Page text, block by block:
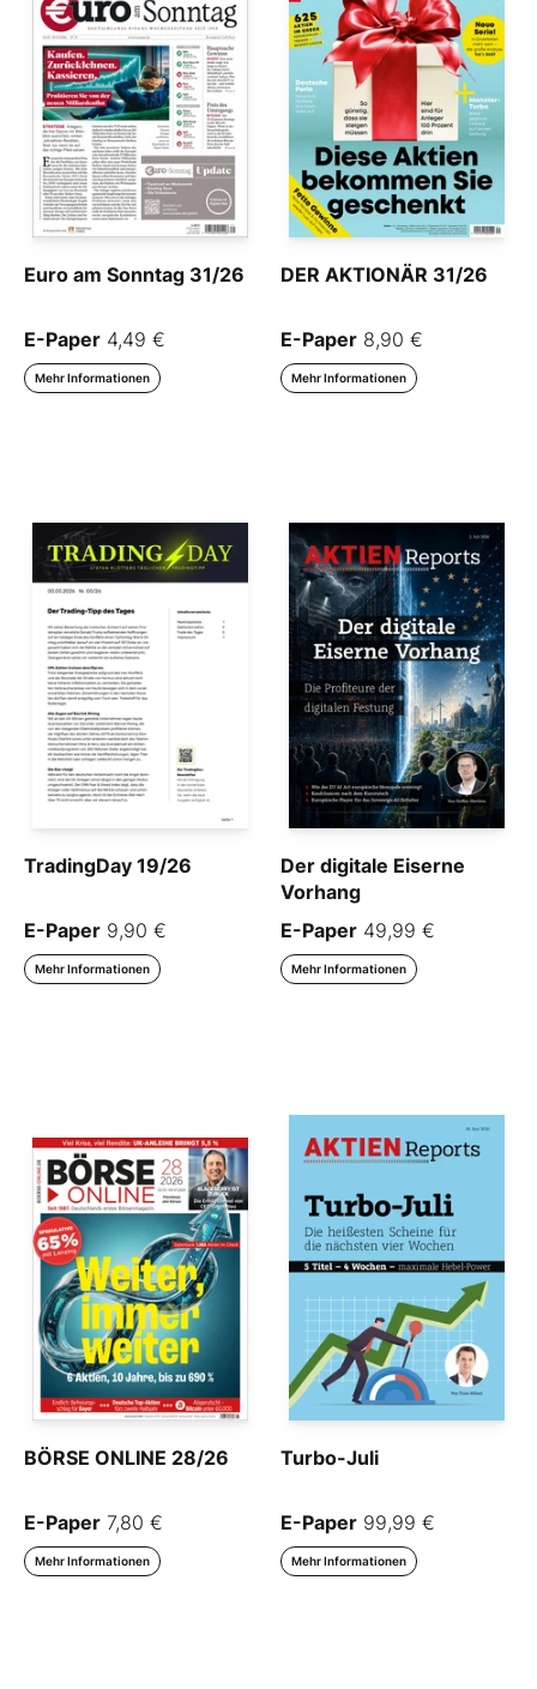
Euro am Sonntag 31/26
E-Paper 4,49 €
Mehr Informationen
DER AKTIONÄR 31/26
E-Paper 8,90 €
Mehr Informationen
TradingDay 19/26
E-Paper 9,90 €
Mehr Informationen
Der digitale Eiserne
Vorhang
E-Paper 49,99 €
Mehr Informationen
BÖRSE ONLINE 28/26
E-Paper 7,80 €
Mehr Informationen
Turbo-Juli
E-Paper 99,99 €
Mehr Informationen